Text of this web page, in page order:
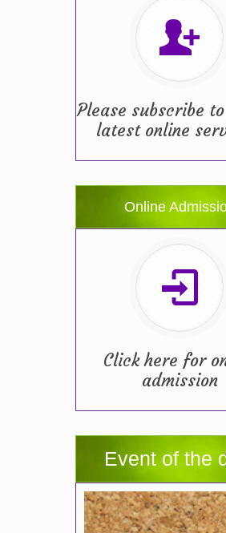
Please subscribe
latest online
Online
Click here for
admission
Event of the